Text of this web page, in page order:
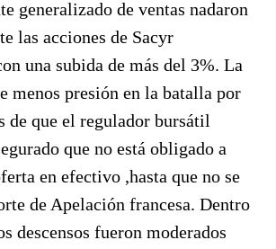
generalizado de ventas nadaron
las acciones de Sacyr
una subida de más del 3%. La
menos presión en la batalla por
de que el regulador bursátil
que no está obligado a
en efectivo ,hasta que no se
de Apelación francesa. Dentro
descensos fueron moderados